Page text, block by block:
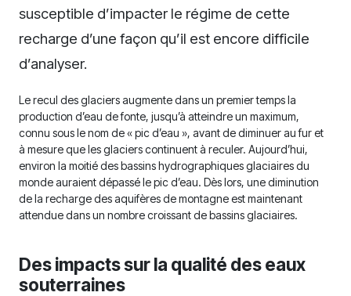
susceptible d’impacter le régime de cette
recharge d’une façon qu’il est encore difficile
d’analyser.
Le recul des glaciers augmente dans un premier temps la
production d’eau de fonte, jusqu’à atteindre un maximum,
connu sous le nom de « pic d’eau », avant de diminuer au fur et
à mesure que les glaciers continuent à reculer. Aujourd’hui,
environ la moitié des bassins hydrographiques glaciaires du
monde auraient dépassé le pic d’eau. Dès lors, une diminution
de la recharge des aquifères de montagne est maintenant
attendue dans un nombre croissant de bassins glaciaires.
Des impacts sur la qualité des eaux
souterraines